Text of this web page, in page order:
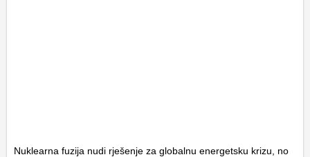
Nuklearna fuzija nudi rješenje za globalnu energetsku krizu, no